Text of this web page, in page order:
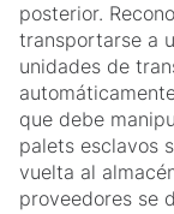
posterior.
transportarse a
unidades de
que debe
palets esclavos
vuelta al
proveedores se